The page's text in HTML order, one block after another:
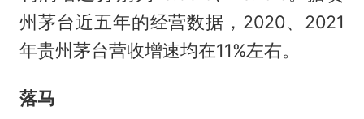
州茅台近五年的经营数据，2020、2021
年贵州茅台营收增速均在11%左右。
落马